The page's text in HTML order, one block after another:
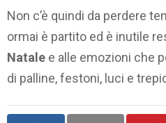
Non c’è quindi da perdere
ormai è partito ed è inutile
Natale e alle emozioni che
di palline, festoni, luci e